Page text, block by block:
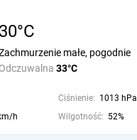
30°C
Odczuwalna 33°C
małe, pogodnie
Ciśnienie: 1013 hPa
h Wilgotność: 52%